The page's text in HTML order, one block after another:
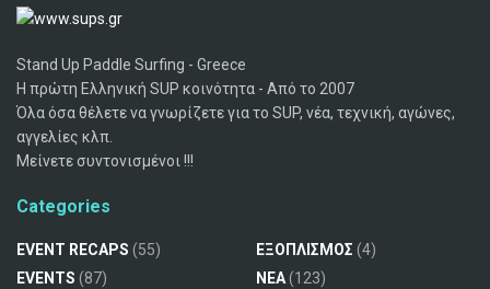
Stand Up Paddle Surfing - Greece
Η πρώτη Ελληνική SUP κοινότητα - Από το 2007
Όλα όσα θέλετε να γνωρίζετε για το SUP, νέα, τεχνική, αγώνες,
αγγελίες κλπ.
Μείνετε συντονισμένοι !!!
Categories
EVENT RECAPS (55)
EVENTS (87)
ΕΞΟΠΛΙΣΜΟΣ (4)
ΝΕΑ(123)